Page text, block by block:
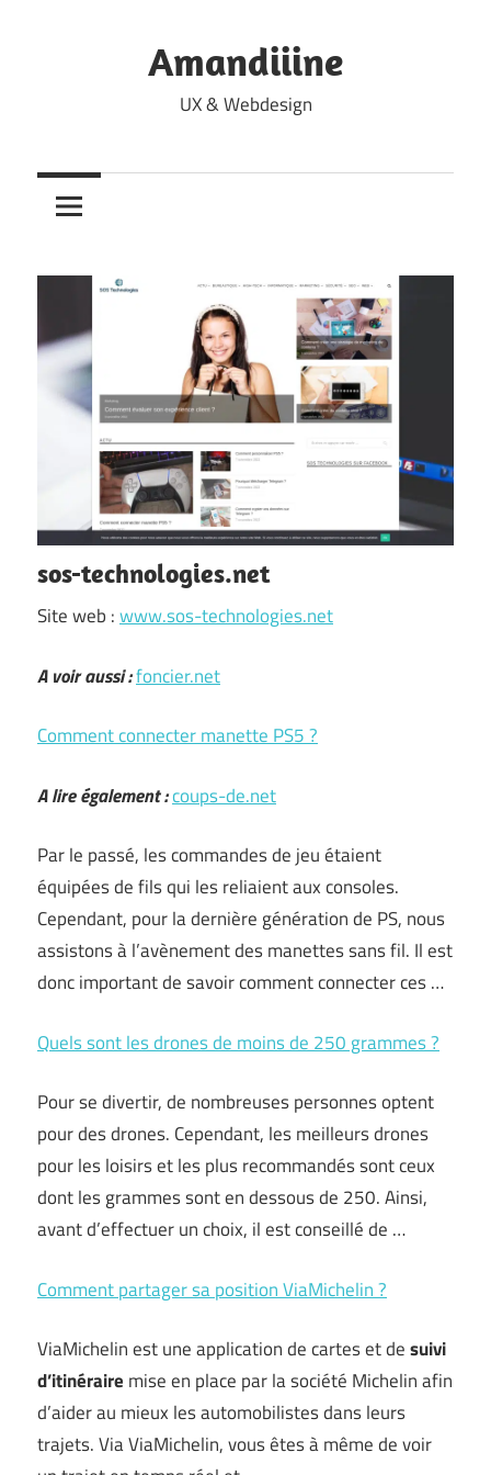
Amandiiine
UX & Webdesign
sos-technologies.net
Site web :www.sos-technologies.net
A voir aussi :foncier.net
Comment connecter manette PS5 ?
A lire également :coups-de.net
Par le passé, les commandes de jeu étaient
équipées de fils qui les reliaient aux consoles.
Cependant, pour la dernière génération de PS, nous
assistons à l’avènement des manettes sans fil. Il est
donc important de savoir comment connecter ces …
Quels sont les drones de moins de 250 grammes ?
Pour se divertir, de nombreuses personnes optent
pour des drones. Cependant, les meilleurs drones
pour les loisirs et les plus recommandés sont ceux
dont les grammes sont en dessous de 250. Ainsi,
avant d’effectuer un choix, il est conseillé de …
Comment partager sa position ViaMichelin ?
ViaMichelin est une application de cartes et desuivi
d’itinéraire mise en place par la société Michelin afin
d’aider au mieux les automobilistes dans leurs
trajets. Via ViaMichelin, vous êtes à même de voir